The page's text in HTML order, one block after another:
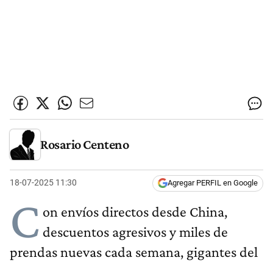
Rosario Centeno
18-07-2025 11:30 Agregar PERFIL en Google
C on envíos directos desde China,
descuentos agresivos y miles de
prendas nuevas cada semana, gigantes del